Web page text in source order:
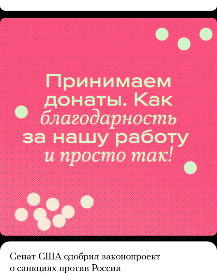
Сенат США одобрил законопроект
о санкциях против России